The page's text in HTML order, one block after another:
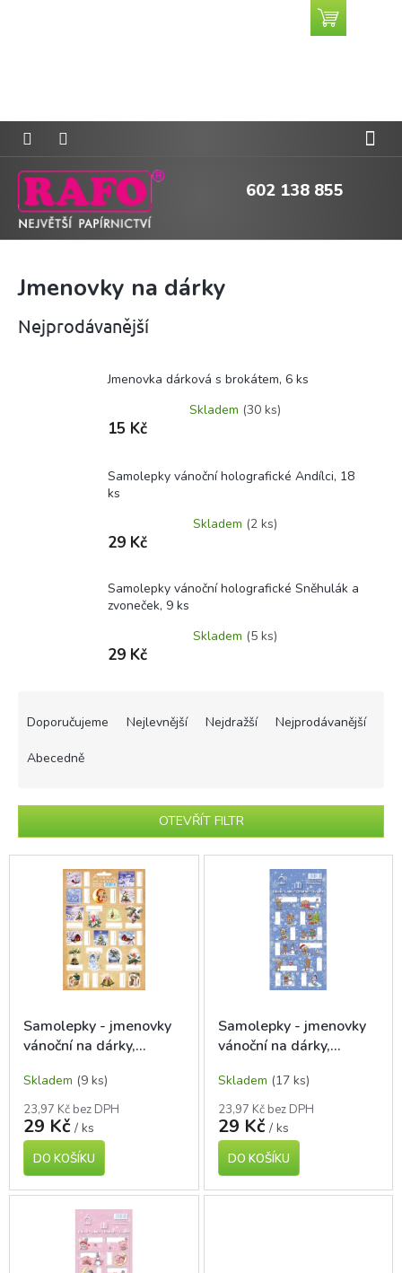
602 138 855
Nákupní
košík
Jmenovky na dárky
Nejprodávanější
Jmenovka dárková s brokátem, 6 ks
Skladem (30 ks)
15 Kč
Samolepky vánoční holografické Andílci, 18
ks
Skladem (2 ks)
29 Kč
Samolepky vánoční holografické Sněhulák a
zvoneček, 9 ks
Skladem (5 ks)
29 Kč
p
r
o
Doporučujeme Nejlevnější Nejdražší Nejprodávanější
Abecedně
OTEVŘÍT FILTR
V
d
u
t
ů
Samolepky - jmenovky
vánoční na dárky,
Skladem (9 ks)
23,97 Kč bez DPH
29 Kč / ks
DO KOŠÍKU
Samolepky - jmenovky
vánoční na dárky,
12 ks
Skladem (17 ks)
23,97 Kč bez DPH
29 Kč / ks
DO KOŠÍKU